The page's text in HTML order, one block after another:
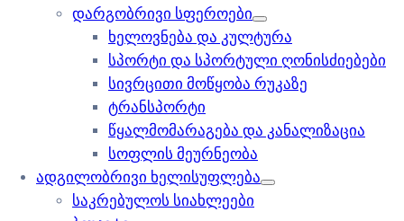
დარგობრივი სფეროები
ხელოვნება და კულტურა
სპორტი და სპორტული ღონისძიებები
სივრცითი მოწყობა რუკაზე
ტრანსპორტი
წყალმომარაგება და კანალიზაცია
სოფლის მეურნეობა
ადგილობრივი ხელისუფლება
საკრებულოს სიახლეები